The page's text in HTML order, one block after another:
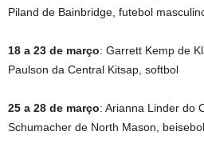
Piland de Bainbridge, futebol
18 a 23 de março: Garrett Kemp de
Paulson da Central Kitsap, softbol
25 a 28 de março: Arianna Linder do
Schumacher de North Mason, beisebol